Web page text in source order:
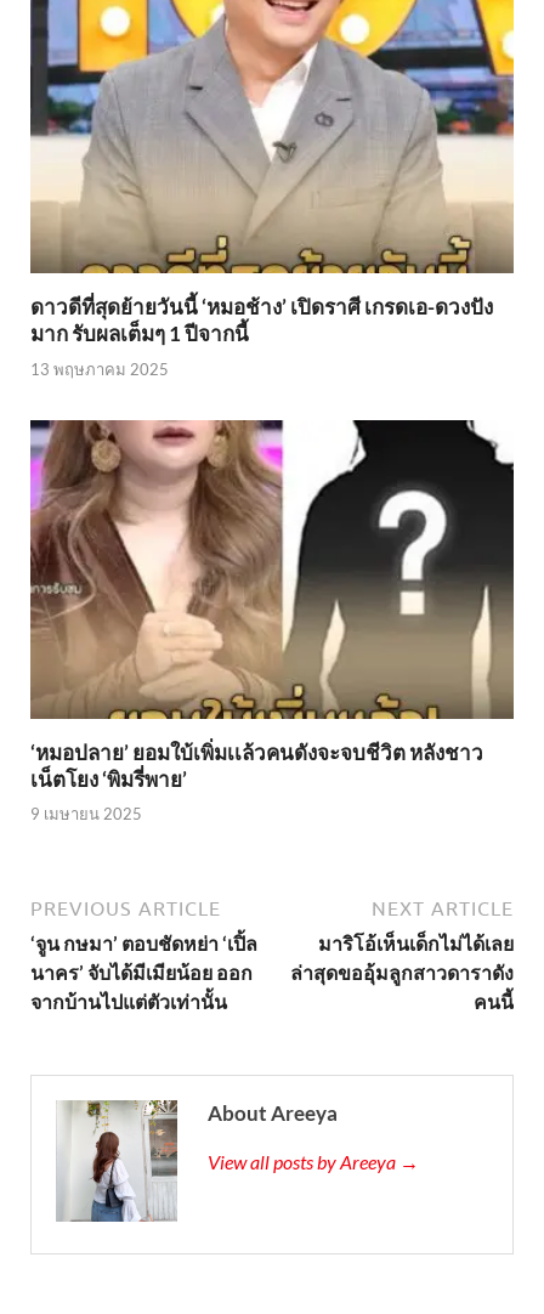
ดาวดีที่สุดย้ายวันนี้ ‘หมอช้าง’ เปิดราศี เกรดเอ-ดวงปัง
มาก รับผลเต็มๆ 1 ปีจากนี้
13 พฤษภาคม 2025
‘หมอปลาย’ ยอมใบ้เพิ่มเเล้วคนดังจะจบชีวิต หลังชาว
เน็ตโยง ‘พิมรี่พาย’
9 เมษายน 2025
PREVIOUS ARTICLE
‘จูน กษมา’ ตอบชัดหย่า ‘เปิ้ล
นาคร’ จับได้มีเมียน้อย ออก
จากบ้านไปแต่ตัวเท่านั้น
NEXT ARTICLE
มาริโอ้เห็นเด็กไม่ได้เลย
ล่าสุดขออุ้มลูกสาวดาราดัง
คนนี้
About Areeya
View all posts by Areeya →